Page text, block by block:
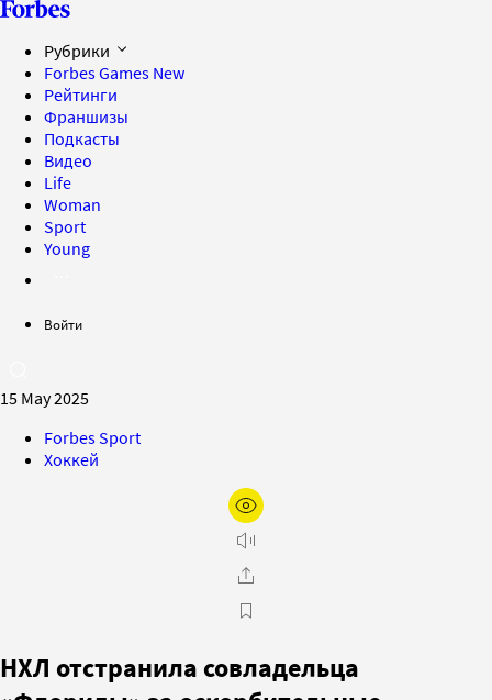
Рубрики
Forbes Games New
Рейтинги
Франшизы
Подкасты
Видео
Life
Woman
Sport
Young
Войти
15 May 2025
Forbes Sport
Хоккей
НХЛ отстранила совладельца